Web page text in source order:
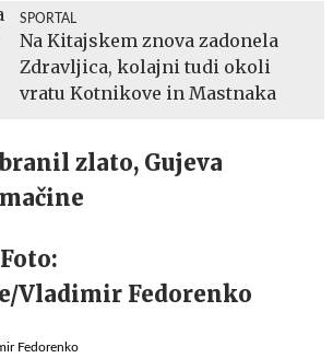
SPORTAL
Na Kitajskem znova zadonela
Zdravljica, kolajni tudi okoli
vratu Kotnikove in Mastnaka
zlato, Gujeva
Fedorenko